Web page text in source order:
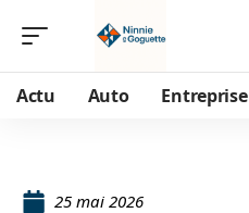
Actu Auto Entreprise
25 mai 2026